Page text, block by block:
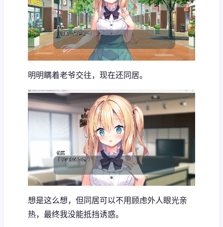
明明瞒着老爷交往，现在还同居。
想是这么想，但同居可以不用顾虑外人眼光亲
热，最终我没能抵挡诱惑。